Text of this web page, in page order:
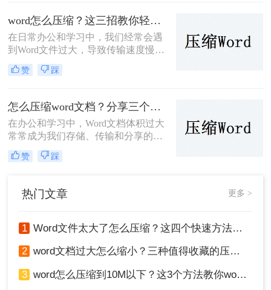
轻松减小文件大小。
word怎么压缩？这三招教你轻松压缩！
在日常办公和学习中，我们经常会遇
到Word文件过大，导致传输速度慢、
存储空间不足等问题。那么Word怎么
压缩呢？本文将详细介绍三种压缩
减小文件大小。
赞 踩
怎么压缩word文档？分享三个简单的方法，一看就会！
在办公和学习中，Word文档体积过大
常常成为我们存储、传输和分享的障
碍。那么怎么压缩word文档呢？，本
文将为您介绍三种高效的Word文档压
赞 踩
热门文章 更多 >
1 Word文件太大了怎么压缩？这四个快速方法值得试试！
2 word文档过大怎么缩小？三种值得收藏的压缩方法推荐给大家！
3 word怎么压缩到10M以下？这3个方法教你word压缩文件大小